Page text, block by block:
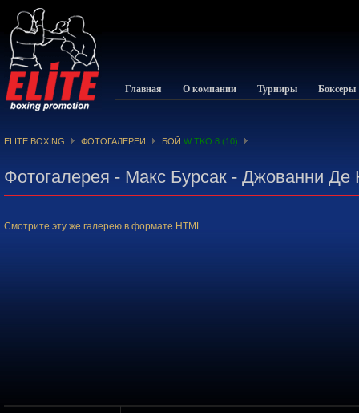
Главная О компании Турниры Боксеры
ELITE BOXING ФОТОГАЛЕРЕИ БОЙ W TKO 8 (10)
Фотогалерея - Макс Бурсак - Джованни Де
Смотрите эту же галерею в формате HTML